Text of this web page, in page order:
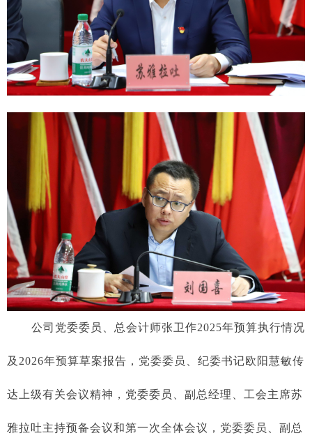
公司党委委员、 总会计师张卫作2025年预算执行情况
及2026年预算草案报告 ，党委委员、纪委书记欧阳慧敏传
达上级有关会议精神， 党委委员、副总经理、工会主席苏
雅拉吐主持预备会议和第一次全体会议，党委委员、副总